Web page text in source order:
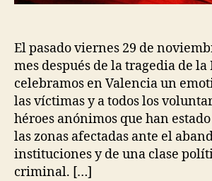
El pasado viernes 29 de
mes después de la tragedia de la
celebramos en Valencia un
las víctimas y a todos los
héroes anónimos que han
las zonas afectadas ante el
instituciones y de una clase
criminal. […]